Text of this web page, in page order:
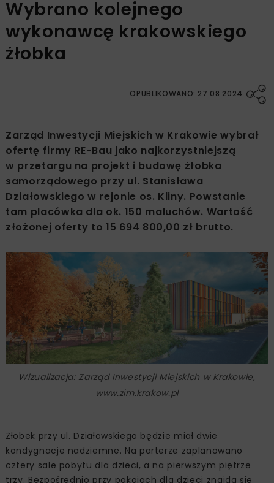
Wybrano kolejnego
wykonawcę krakowskiego
żłobka
OPUBLIKOWANO: 27.08.2024
Zarząd Inwestycji Miejskich w Krakowie wybrał
ofertę firmy RE-Bau jako najkorzystniejszą
w przetargu na projekt i budowę żłobka
samorządowego przy ul. Stanisława
Działowskiego w rejonie os. Kliny. Powstanie
tam placówka dla ok. 150 maluchów. Wartość
złożonej oferty to 15 694 800,00 zł brutto.
Wizualizacja: Zarząd Inwestycji Miejskich w Krakowie,
www.zim.krakow.pl
Żłobek przy ul. Działowskiego będzie miał dwie
kondygnacje nadziemne. Na parterze zaplanowano
cztery sale pobytu dla dzieci, a na pierwszym piętrze
trzy. Bezpośrednio przy pokojach dla dzieci znajdą się